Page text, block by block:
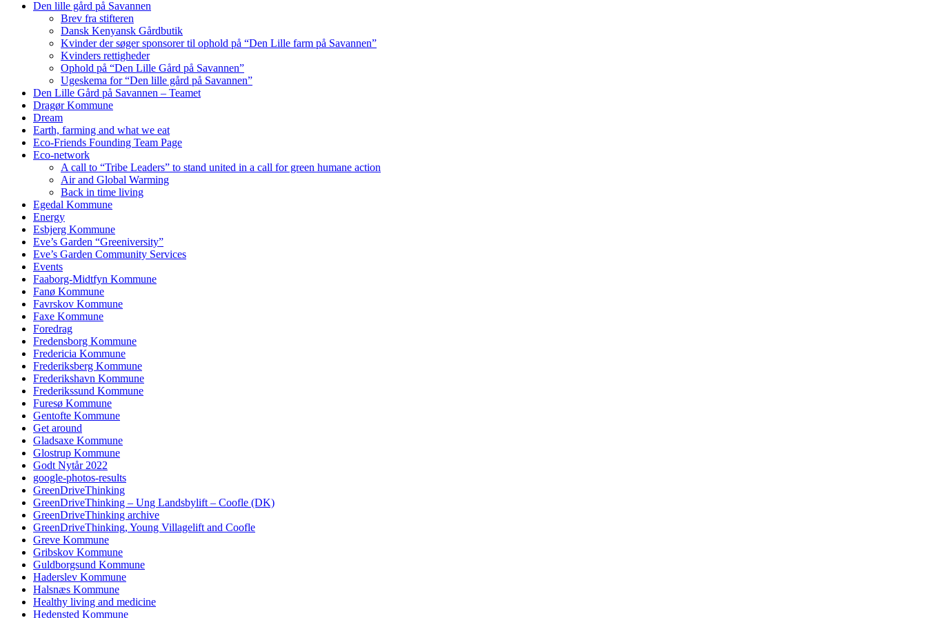
Den lille gård på Savannen
Brev fra stifteren
Dansk Kenyansk Gårdbutik
Kvinder der søger sponsorer til ophold på “Den Lille farm på Savannen”
Kvinders rettigheder
Ophold på “Den Lille Gård på Savannen”
Ugeskema for “Den lille gård på Savannen”
Den Lille Gård på Savannen – Teamet
Dragør Kommune
Dream
Earth, farming and what we eat
Eco-Friends Founding Team Page
Eco-network
A call to “Tribe Leaders” to stand united in a call for green humane action
Air and Global Warming
Back in time living
Egedal Kommune
Energy
Esbjerg Kommune
Eve’s Garden “Greeniversity”
Eve’s Garden Community Services
Events
Faaborg-Midtfyn Kommune
Fanø Kommune
Favrskov Kommune
Faxe Kommune
Foredrag
Fredensborg Kommune
Fredericia Kommune
Frederiksberg Kommune
Frederikshavn Kommune
Frederikssund Kommune
Furesø Kommune
Gentofte Kommune
Get around
Gladsaxe Kommune
Glostrup Kommune
Godt Nytår 2022
google-photos-results
GreenDriveThinking
GreenDriveThinking – Ung Landsbylift – Coofle (DK)
GreenDriveThinking archive
GreenDriveThinking, Young Villagelift and Coofle
Greve Kommune
Gribskov Kommune
Guldborgsund Kommune
Haderslev Kommune
Halsnæs Kommune
Healthy living and medicine
Hedensted Kommune